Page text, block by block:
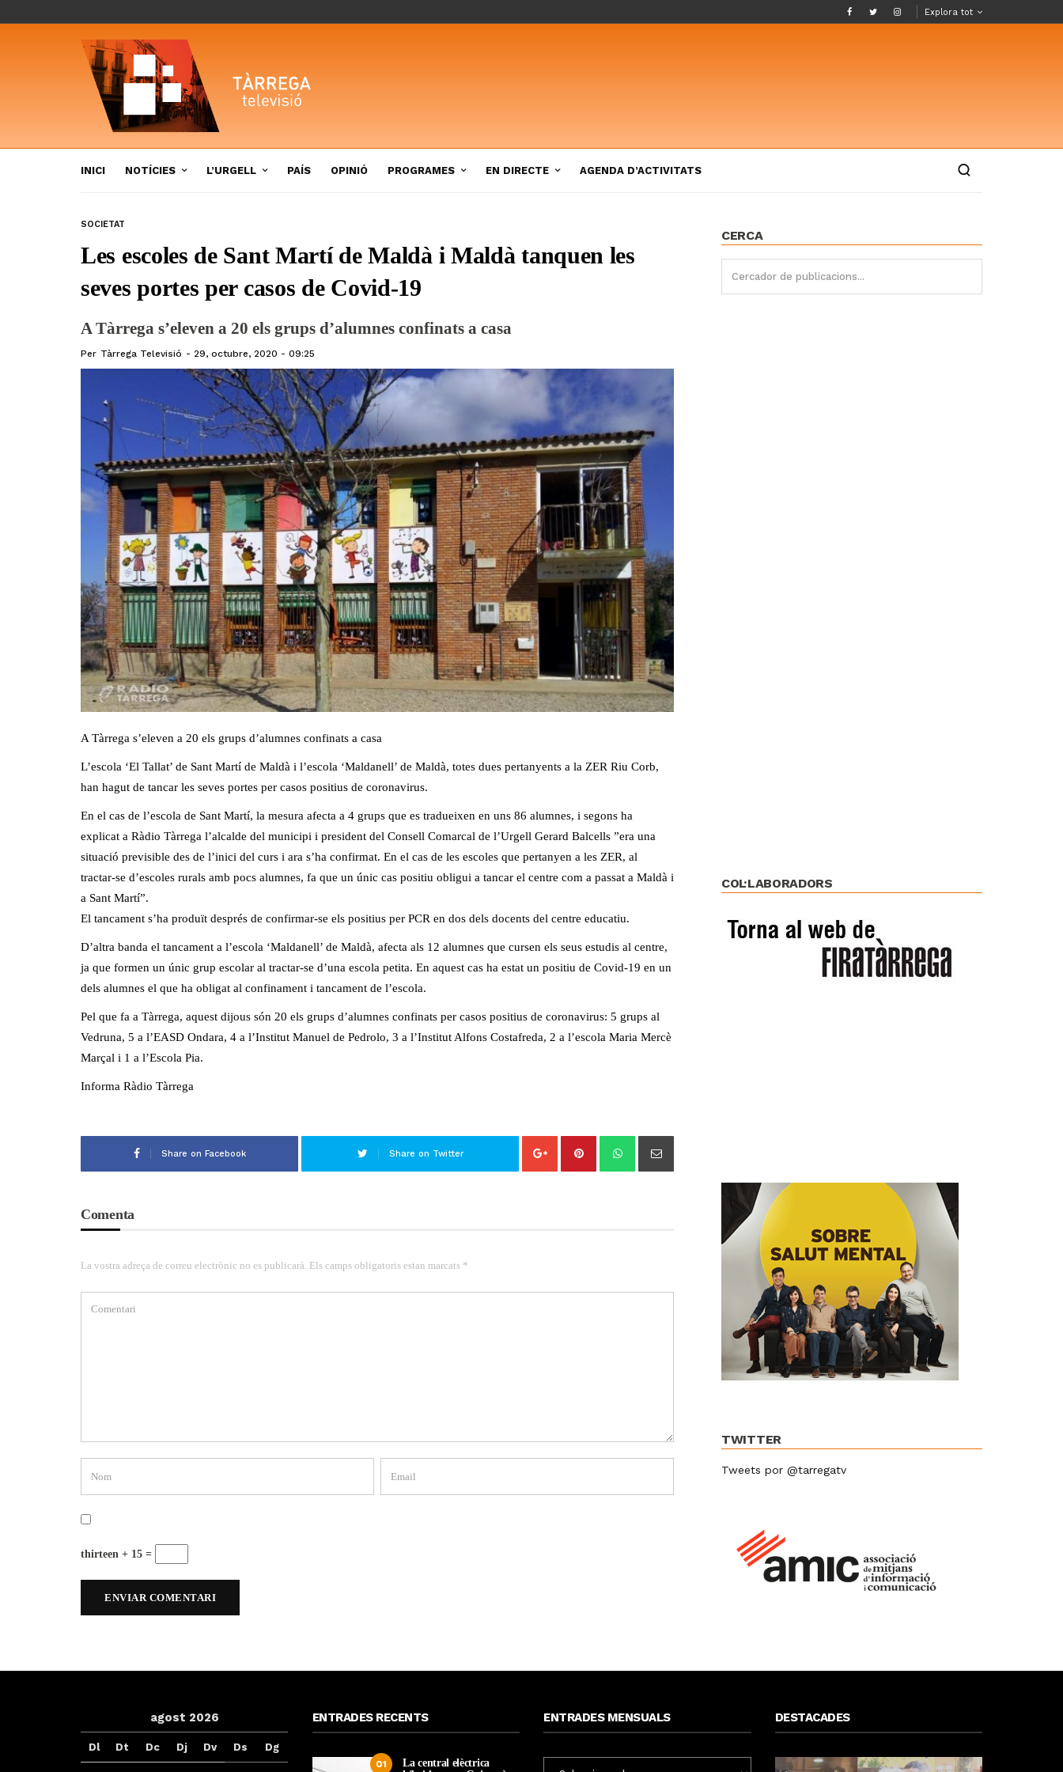
Explora tot
INICI NOTÍCIES L’URGELL PAÍS OPINIÓ PROGRAMES EN DIRECTE AGENDA D’ACTIVITATS
SOCIETAT
Les escoles de Sant Martí de Maldà i Maldà tanquen les
seves portes per casos de Covid-19
A Tàrrega s’eleven a 20 els grups d’alumnes confinats a casa
Per Tàrrega Televisió 29, octubre, 2020 - 09:25
A Tàrrega s’eleven a 20 els grups d’alumnes confinats a casa
L’escola ‘El Tallat’ de Sant Martí de Maldà i l’escola ‘Maldanell’ de Maldà, totes dues pertanyents a la ZER Riu Corb,
han hagut de tancar les seves portes per casos positius de coronavirus.
En el cas de l’escola de Sant Martí, la mesura afecta a 4 grups que es tradueixen en uns 86 alumnes, i segons ha
explicat a Ràdio Tàrrega l’alcalde del municipi i president del Consell Comarcal de l’Urgell Gerard Balcells ”era una
situació previsible des de l’inici del curs i ara s’ha confirmat. En el cas de les escoles que pertanyen a les ZER, al
tractar-se d’escoles rurals amb pocs alumnes, fa que un únic cas positiu obligui a tancar el centre com a passat a Maldà i
a Sant Martí”.
El tancament s’ha produït després de confirmar-se els positius per PCR en dos dels docents del centre educatiu.
D’altra banda el tancament a l’escola ‘Maldanell’ de Maldà, afecta als 12 alumnes que cursen els seus estudis al centre,
ja que formen un únic grup escolar al tractar-se d’una escola petita. En aquest cas ha estat un positiu de Covid-19 en un
dels alumnes el que ha obligat al confinament i tancament de l’escola.
Pel que fa a Tàrrega, aquest dijous són 20 els grups d’alumnes confinats per casos positius de coronavirus: 5 grups al
Vedruna, 5 a l’EASD Ondara, 4 a l’Institut Manuel de Pedrolo, 3 a l’Institut Alfons Costafreda, 2 a l’escola Maria Mercè
Marçal i 1 a l’Escola Pia.
Informa Ràdio Tàrrega
Share on Facebook Share on Twitter
Comenta
La vostra adreça de correu electrònic no es publicarà. Els camps obligatoris estan marcats *
thirteen + 15 =
CERCA
COL·LABORADORS
TWITTER
Tweets por @tarregatv
agost 2026
Dl Dt Dc Dj Dv Ds Dg
ENTRADES RECENTS
01
La central elèctrica
ENTRADES MENSUALS DESTACADES